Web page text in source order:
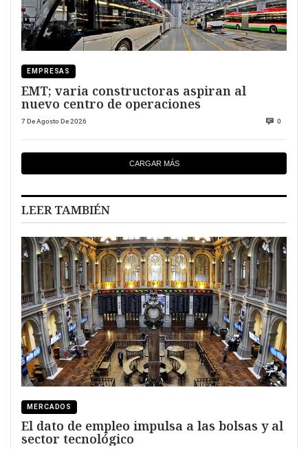
EMPRESAS
EMT; varia constructoras aspiran al
nuevo centro de operaciones
7 De Agosto De 2026 0
CARGAR MÁS
LEER TAMBIÉN
MERCADOS
El dato de empleo impulsa a las bolsas y al
sector tecnológico